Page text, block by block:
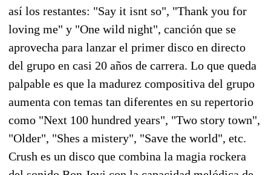
así los restantes: "Say it isnt so", "Thank you for
loving me" y "One wild night", canción que se
aprovecha para lanzar el primer disco en directo
del grupo en casi 20 años de carrera. Lo que queda
palpable es que la madurez compositiva del grupo
aumenta con temas tan diferentes en su repertorio
como "Next 100 hundred years", "Two story town",
"Older", "Shes a mistery", "Save the world", etc.
Crush es un disco que combina la magia rockera